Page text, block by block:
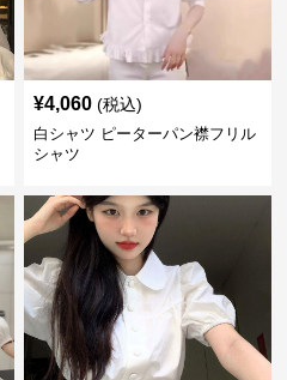
¥4,060 (税込)
白シャツ ピーターパン襟フリル
シャツ